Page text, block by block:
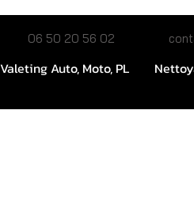
06 50 20 56 02
Valeting Auto, Moto, PL